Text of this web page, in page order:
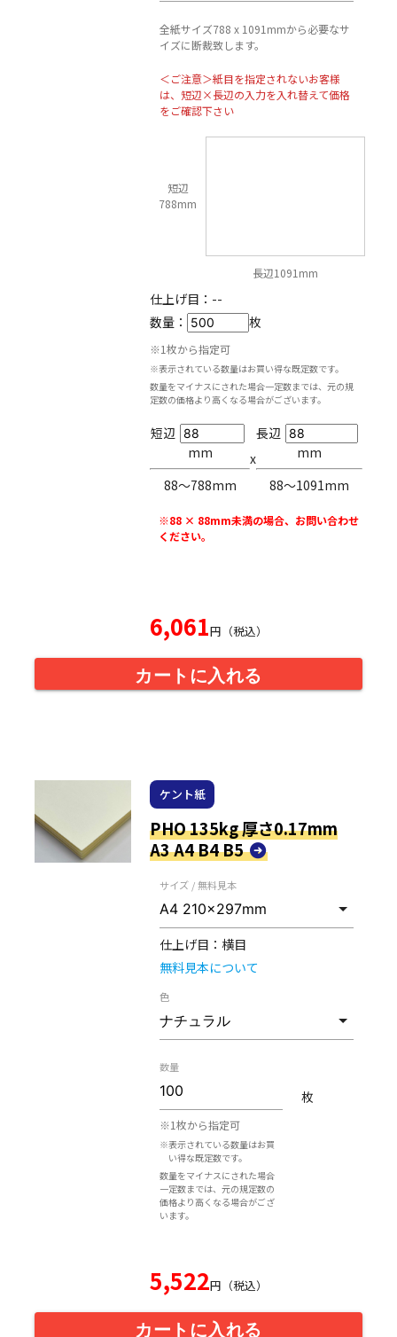
全紙サイズ788 x 1091mmから必要なサ
イズに断裁致します。
＜ご注意＞紙目を指定されないお客様
は、短辺×長辺の入力を入れ替えて価格
をご確認下さい
短辺
788mm
長辺1091mm
仕上げ目： --
数量：
枚
※1枚から指定可
※表示されている数量はお買い得な既定数です。
数量をマイナスにされた場合一定数までは、元の規
定数の価格より高くなる場合がございます。
短辺
mm
88〜788mm
x
長辺
mm
88〜1091mm
※88 × 88mm未満の場合、お問い合わせ
ください。
6,061円（税込）
カートに入れる
ケント紙
PHO 135kg 厚さ0.17mm
A3 A4 B4 B5
サイズ / 無料見本
仕上げ目： 横目
無料見本について
色
数量
※1枚から指定可
※表示されている数量はお買
い得な既定数です。
数量をマイナスにされた場合
一定数までは、元の規定数の
価格より高くなる場合がござ
います。
枚
5,522円（税込）
カートに入れる